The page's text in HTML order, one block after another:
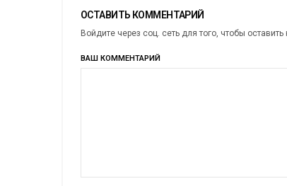
ОСТАВИТЬ КОММЕНТАРИЙ
Войдите через соц. сеть для того, чтобы
ВАШ КОММЕНТАРИЙ